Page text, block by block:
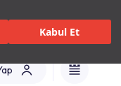
Kabul Et
Türkiye(TR)